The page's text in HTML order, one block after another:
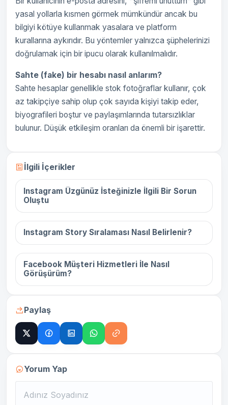
yasal yollarla kısmen görmek mümkündür ancak bu
bilgiyi kötüye kullanmak yasalara ve platform
kurallarına aykırıdır. Bu yöntemler yalnızca şüphelerinizi
doğrulamak için bir ipucu olarak kullanılmalıdır.
Sahte (fake) bir hesabı nasıl anlarım?
Sahte hesaplar genellikle stok fotoğraflar kullanır, çok
az takipçiye sahip olup çok sayıda kişiyi takip eder,
biyografileri boştur ve paylaşımlarında tutarsızlıklar
bulunur. Düşük etkileşim oranları da önemli bir işarettir.
İlgili İçerikler
16 Aralık 2025
Instagram Üzgünüz İsteğinizle İlgili Bir Sorun
Oluştu
16 Aralık 2025
Instagram Story Sıralaması Nasıl Belirlenir?
16 Aralık 2025
Facebook Müşteri Hizmetleri İle Nasıl
Görüşürüm?
Paylaş
Yorum Yap